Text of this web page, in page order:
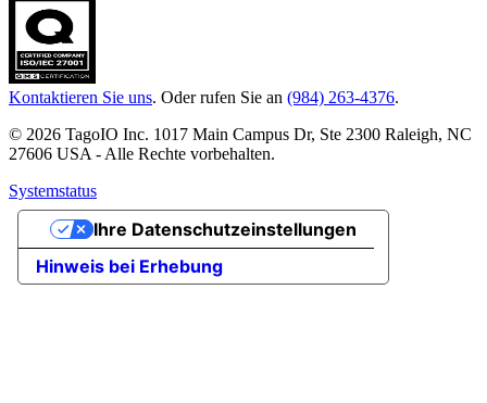
Kontaktieren Sie uns. Oder rufen Sie an (984) 263-4376.
© 2026 TagoIO Inc. 1017 Main Campus Dr, Ste 2300 Raleigh, NC
27606 USA - Alle Rechte vorbehalten.
Systemstatus
Hinweis bei Erhebung
Ihre Datenschutzeinstellungen